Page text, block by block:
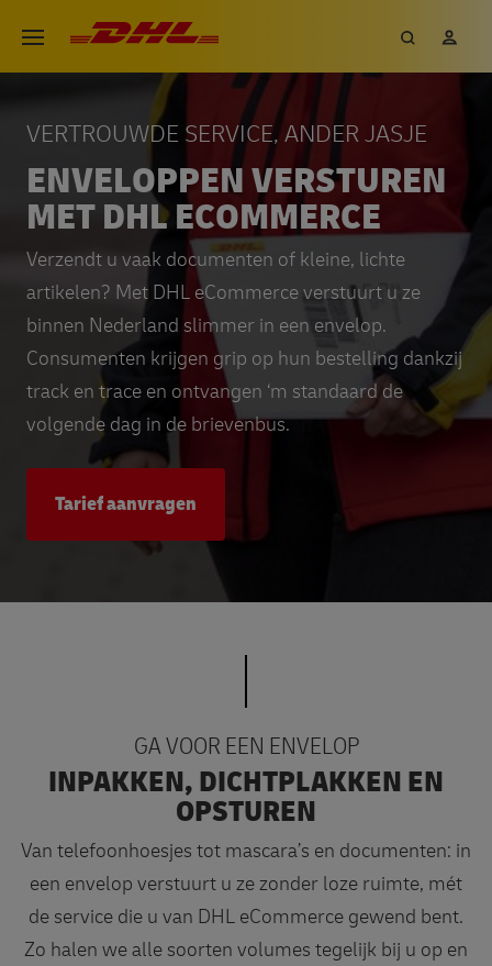
naar
de
inhoud
gaan
Open menu
DHL eCommerce, ga naar de
Zoeken
ENVELOPPEN VERSTUREN
MET DHL ECOMMERCE
VERTROUWDE SERVICE, ANDER JASJE
Verzendt u vaak documenten of kleine, lichte
artikelen? Met DHL eCommerce verstuurt u ze
binnen Nederland slimmer in een envelop.
Consumenten krijgen grip op hun bestelling dankzij
track en trace en ontvangen ‘m standaard de
volgende dag in de brievenbus.
Tarief aanvragen
GA VOOR EEN ENVELOP
INPAKKEN, DICHTPLAKKEN EN
OPSTUREN
Van telefoonhoesjes tot mascara’s en documenten: in
een envelop verstuurt u ze zonder loze ruimte, mét
de service die u van DHL eCommerce gewend bent.
Zo halen we alle soorten volumes tegelijk bij u op en